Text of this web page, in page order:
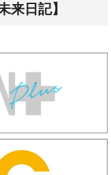
来日記】